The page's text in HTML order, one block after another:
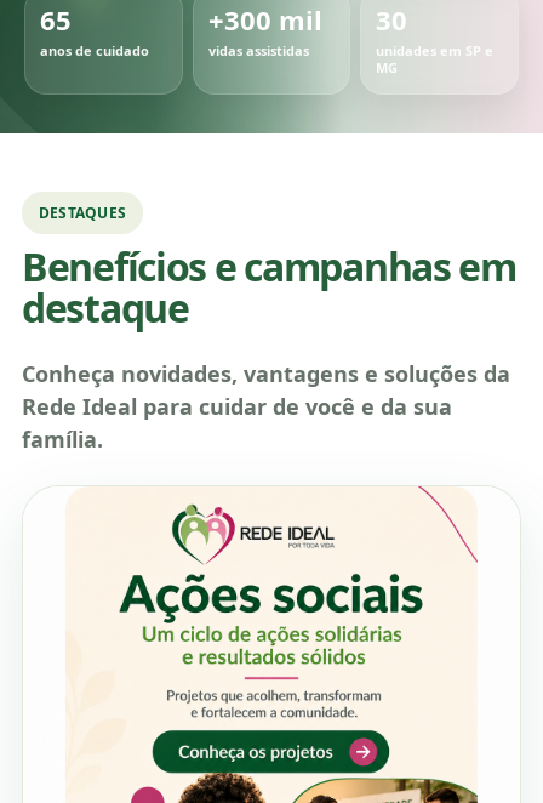
65
anos de cuidado
+300 mil
vidas assistidas
30
unidades em SP e
MG
DESTAQUES
Benefícios e campanhas em
destaque
Conheça novidades, vantagens e soluções da
Rede Ideal para cuidar de você e da sua
família.